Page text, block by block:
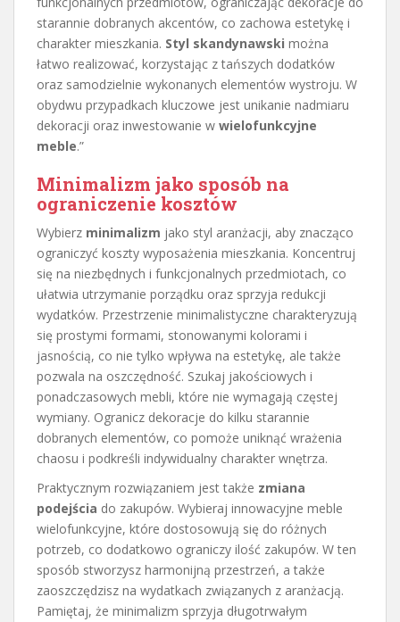
starannie dobranych akcentów, co zachowa estetykę i
charakter mieszkania. Styl skandynawski można
łatwo realizować, korzystając z tańszych dodatków
oraz samodzielnie wykonanych elementów wystroju. W
obydwu przypadkach kluczowe jest unikanie nadmiaru
dekoracji oraz inwestowanie w wielofunkcyjne
meble.”
Minimalizm jako sposób na
ograniczenie kosztów
Wybierz minimalizm jako styl aranżacji, aby znacząco
ograniczyć koszty wyposażenia mieszkania. Koncentruj
się na niezbędnych i funkcjonalnych przedmiotach, co
ułatwia utrzymanie porządku oraz sprzyja redukcji
wydatków. Przestrzenie minimalistyczne charakteryzują
się prostymi formami, stonowanymi kolorami i
jasnością, co nie tylko wpływa na estetykę, ale także
pozwala na oszczędność. Szukaj jakościowych i
ponadczasowych mebli, które nie wymagają częstej
wymiany. Ogranicz dekoracje do kilku starannie
dobranych elementów, co pomoże uniknąć wrażenia
chaosu i podkreśli indywidualny charakter wnętrza.
Praktycznym rozwiązaniem jest także zmiana
podejścia do zakupów. Wybieraj innowacyjne meble
wielofunkcyjne, które dostosowują się do różnych
potrzeb, co dodatkowo ograniczy ilość zakupów. W ten
sposób stworzysz harmonijną przestrzeń, a także
zaoszczędzisz na wydatkach związanych z aranżacją.
Pamiętaj, że minimalizm sprzyja długotrwałym